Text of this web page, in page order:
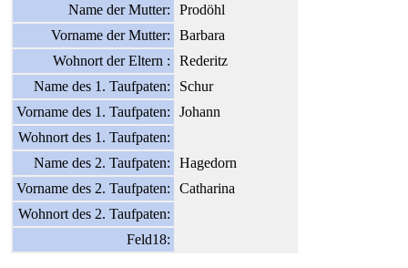
Name der Mutter:
Prodöhl
Vorname der Mutter:
Barbara
Wohnort der Eltern :
Rederitz
Name des 1. Taufpaten:
Schur
Vorname des 1. Taufpaten:
Johann
Wohnort des 1. Taufpaten:
Name des 2. Taufpaten:
Hagedorn
Vorname des 2. Taufpaten:
Catharina
Wohnort des 2. Taufpaten:
Feld18: